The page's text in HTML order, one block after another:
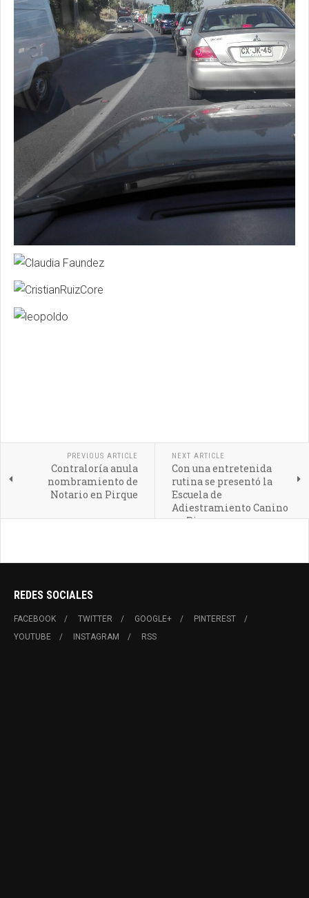
PREVIOUS ARTICLE
Contraloría anula
nombramiento de
Notario en Pirque
NEXT ARTICLE
Con una entretenida
rutina se presentó la
Escuela de
Adiestramiento Canino
en Pirque
REDES SOCIALES
FACEBOOK TWITTER GOOGLE+
PINTEREST
YOUTUBE
INSTAGRAM RSS